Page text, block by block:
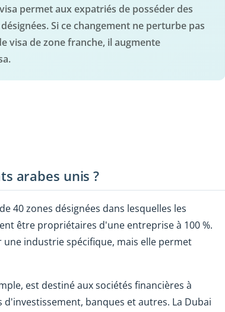
permet aux expatriés de posséder des
Si ce changement ne perturbe pas
visa de zone franche, il augmente
arabes unis ?
40 zones désignées dans lesquelles les
être propriétaires d'une entreprise à 100 %.
industrie spécifique, mais elle permet
est destiné aux sociétés financières à
banques et autres. La Dubai